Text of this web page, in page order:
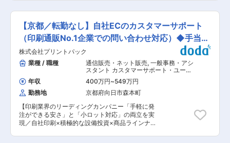
グ・商品企画とつながる横断的な役割 ・将来的に
は、チームリーダーや業務改善推進役としてのキ
める業務
ープ・上場子会社で、健康食品25部門でメーカー
シェアNo.1を誇ります。通信販売主体の化粧品メ
ーカーとして売上900億円を超えるトップクラス
の企業です。商品は開発から製作、受注、発送、
アフターフォロー、宣伝活動に至るまでを自社で
担うことで品質の安全性の担保や低価格でのサー
ビス提供を実現しており、通信販売会員数は
1,623万人を突破（2025年1月現在）しておりま
す。 変更の範囲：会社の定める業務
組織を統合し、2025年7月に立ち上げられたばか
りの新組織です。このたびは組織強化に伴う募集
となります。 ■業務内容 ・VOCを多角的に収
集・可視化し、継続的な改善サイクルを構築・推
進 各チャネルの声の取りまとめ、課題抽出、改善
アクションのリード ・VOCデータをもとにした
各種レポートの作成・展開、関係部門へのインサ
イト提供 定例レポート、深掘り分析、改善提案、
意思決定支援 ・お客様向けFAQページの品質向上
と継続的改善のリード 内容精査、追加項目提案、
更新管理 ・その他関連業務全般 ■組織構成 カス
タマーサポートユニットの配下に、オペレーショ
ングループとCSプロフェッショナルグループが
存在します。本ポジションはCSプロフェッショ
ナルグループの配下にある「エキスパートチー
ム」への配属予定となります。CSプロフェショ
【京都／転勤なし】自社ECのカスタマーサポート
（印刷通販No.1企業での問い合わせ対応）◆手当厚
め
株式会社プリントパック
業種 / 職種
通信販売・ネット販売, 一般事務・アシ
スタント カスタマーサポート・ユーザ
ーサポート・オペレータ
年収 400万円~549万円
勤務地
京都府向日市森本町
【印刷業界のリーディングカンパニー「手軽に発
注ができる安さ」と「小ロット対応」の両立を実
現／自社印刷×積極的な設備投資×商品ラインナッ